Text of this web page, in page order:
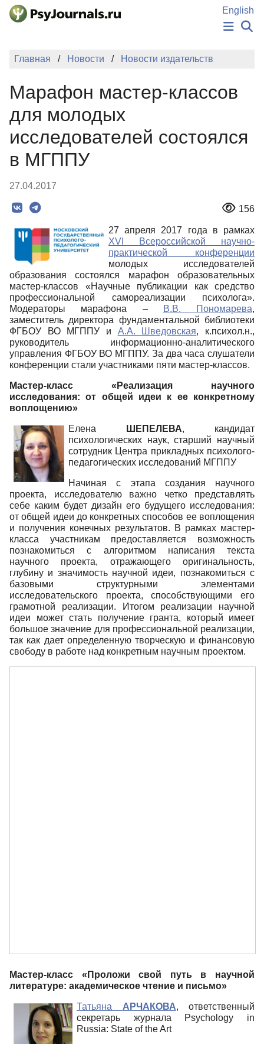
Перейти к основному содержанию
English
НОВОСТИ
ПОДАТЬ РУКОПИСЬ
КЛЮЧЕВЫЕ СЛОВА
Регистрация
Вход
Главная Новости Новости издательств
Марафон мастер-классов
для молодых
исследователей состоялся
в МГППУ
27.04.2017
156
27 апреля 2017 года в рамках
XVI Всероссийской научно-
практической конференции
молодых исследователей
образования состоялся марафон образовательных
мастер-классов «Научные публикации как средство
профессиональной самореализации психолога».
Модераторы марафона –
В.В. Пономарева,
заместитель директора фундаментальной библиотеки
ФГБОУ ВО МГППУ и А.А. Шведовская, к.психол.н.,
руководитель информационно-аналитического
управления ФГБОУ ВО МГППУ. За два часа слушатели
конференции стали участниками пяти мастер-классов.
Мастер-класс «Реализация научного
исследования: от общей идеи к ее конкретному
воплощению»
Елена ШЕПЕЛЕВА, кандидат
психологических наук, старший научный
сотрудник Центра прикладных психолого-
педагогических исследований МГППУ
Начиная с этапа создания научного
проекта, исследователю важно четко представлять
себе каким будет дизайн его будущего исследования:
от общей идеи до конкретных способов ее воплощения
и получения конечных результатов. В рамках мастер-
класса участникам предоставляется возможность
познакомиться с алгоритмом написания текста
научного проекта, отражающего оригинальность,
глубину и значимость научной идеи, познакомиться с
базовыми структурными элементами
исследовательского проекта, способствующими его
грамотной реализации. Итогом реализации научной
идеи может стать получение гранта, который имеет
большое значение для профессиональной реализации,
так как дает определенную творческую и финансовую
свободу в работе над конкретным научным проектом.
Мастер-класс «Проложи свой путь в научной
литературе: академическое чтение и письмо»
Татьяна АРЧАКОВА, ответственный
секретарь журнала Psychology in
Russia: State of the Art